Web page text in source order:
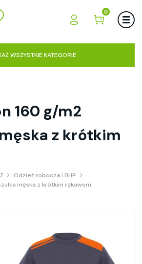
0
WSZYSTKIE KATEGORIE
160 g/m2
z krótkim
Odzież robocza i BHP
męska z krótkim rękawem